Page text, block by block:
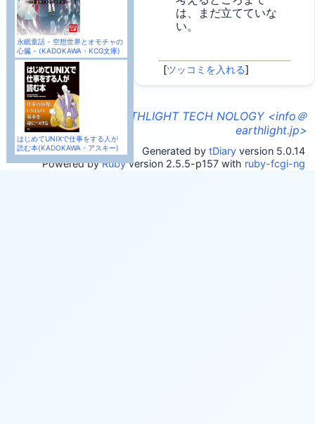
永眠童話 - 空想世界とオモチャの
心臓 - (KADOKAWA・KCG文庫)
はじめてUNIXで仕事をする人が
読む本(KADOKAWA・アスキー)
は、まだ立てていな
い。
[ツッコミを入れる]
INFORMATION OF EARTHLIGHT TECH NOLOGY <info＠
earthlight.jp>
Generated by tDiaryversion 5.0.14
Powered byRubyversion 2.5.5-p157 with ruby-fcgi-ng